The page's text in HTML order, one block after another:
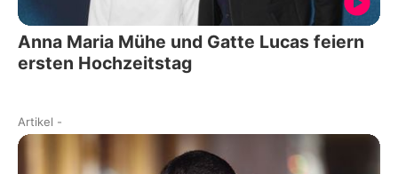
Anna Maria Mühe und Gatte Lucas feiern
ersten Hochzeitstag
Artikel -